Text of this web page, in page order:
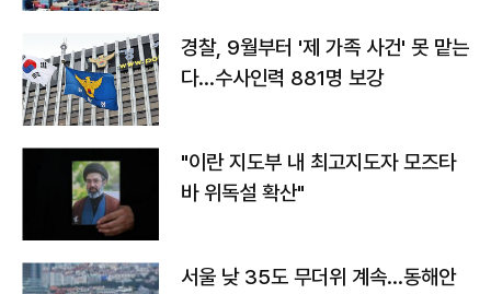
경찰, 9월부터 '제 가족 사건' 못 맡는
다…수사인력 881명 보강
"이란 지도부 내 최고지도자 모즈타
바 위독설 확산"
서울 낮 35도 무더위 계속…동해안